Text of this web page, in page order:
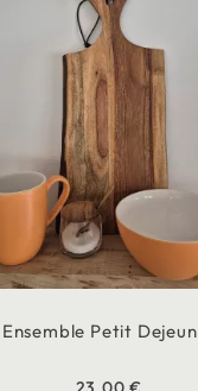
Ensemble Petit